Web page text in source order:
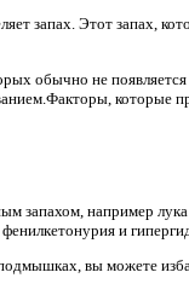
запах. Этот запах,
обычно не
которые
запахом, например лука
и
вы можете